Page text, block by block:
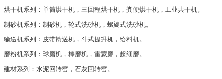
烘干机系列：单筒烘干机，三回程烘干机，粪便烘干机，工业共干机。
制砂机系列：制砂机，轮式洗砂机，螺旋式洗砂机。
输送机系列：皮带输送机，斗式提升机，给料机。
磨粉机系列：球磨机，棒磨机，雷蒙磨，超细磨。
建材系列：水泥回转窑，石灰回转窑。